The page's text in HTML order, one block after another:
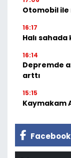
Otomobil ile
16:17
Halı
16:14
Depremde
arttı
15:15
Kaymakam
Facebook